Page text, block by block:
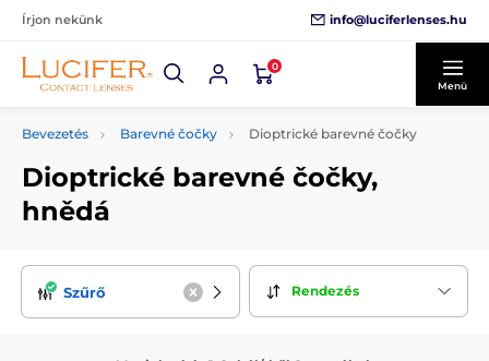
Írjon nekünk info@luciferlenses.hu
0
Menü
Bevezetés Barevné čočky Dioptrické barevné čočky
Dioptrické barevné čočky,
hnědá
Szűrő Rendezés